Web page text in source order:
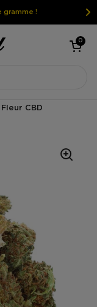
gramme !
Ouvrir le
0
CBD